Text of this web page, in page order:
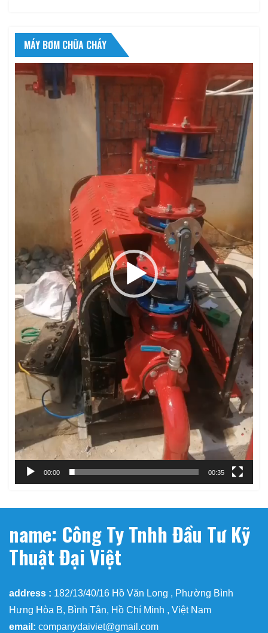
MÁY BƠM CHỮA CHÁY
Trình
chơi
00:00 00:35
name: Công Ty Tnhh Đầu Tư Kỹ
Thuật Đại Việt
address : 182/13/40/16 Hồ Văn Long , Phường Bình
Hưng Hòa B, Bình Tân, Hồ Chí Minh , Việt Nam
email: companydaiviet@gmail.com